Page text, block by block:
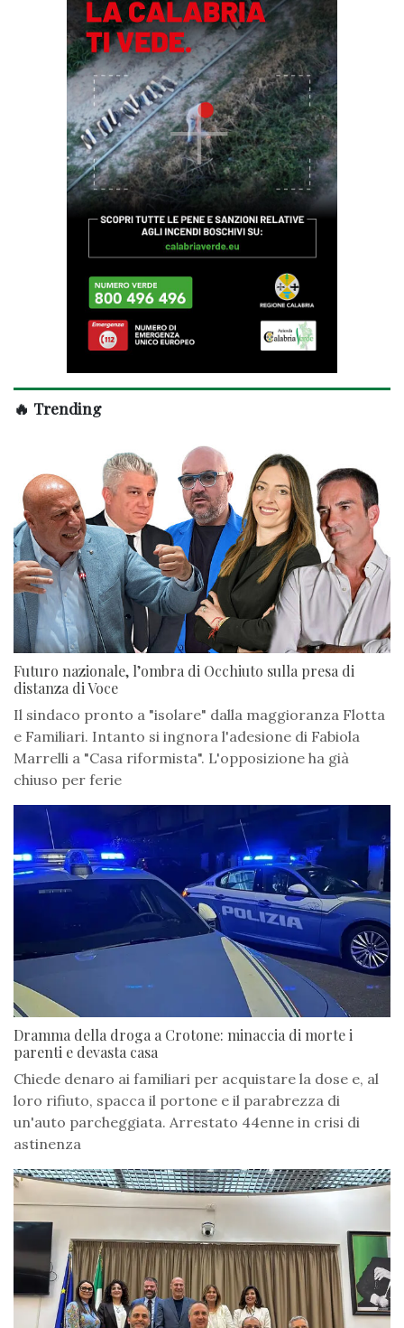
🔥 Trending
Futuro nazionale, l’ombra di Occhiuto sulla presa di
distanza di Voce
Il sindaco pronto a "isolare" dalla maggioranza Flotta
e Familiari. Intanto si ingnora l'adesione di Fabiola
Marrelli a "Casa riformista". L'opposizione ha già
chiuso per ferie
Dramma della droga a Crotone: minaccia di morte i
parenti e devasta casa
Chiede denaro ai familiari per acquistare la dose e, al
loro rifiuto, spacca il portone e il parabrezza di
un'auto parcheggiata. Arrestato 44enne in crisi di
astinenza